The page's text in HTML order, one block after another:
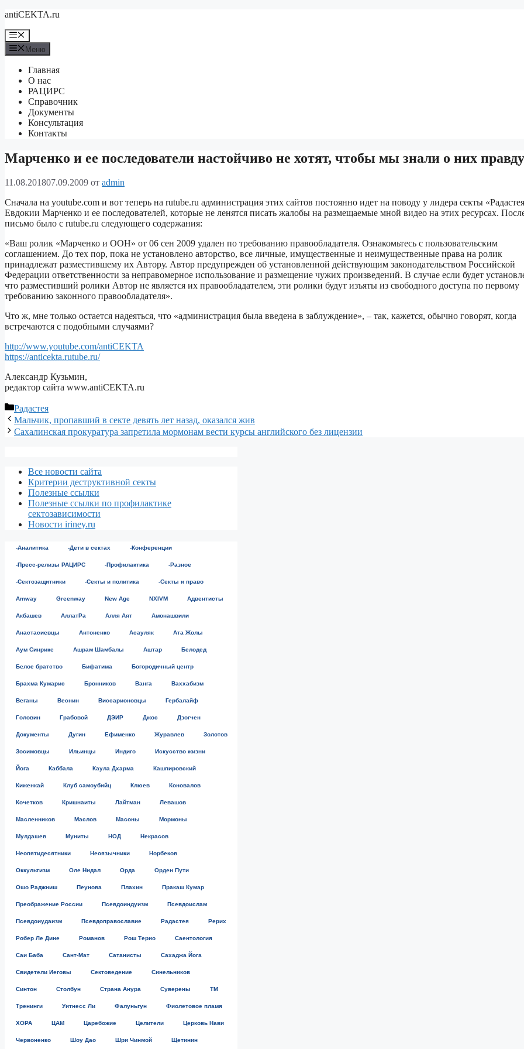
Перейти
содержимому
antiCEKTA.ru
Меню
Меню
Главная
О нас
РАЦИРС
Справочник
Документы
Консультация
Контакты
Марченко и ее последователи настойчиво не хотят, чтобы мы знали о них правду
11.08.201807.09.2009 от admin
Сначала на youtube.com и вот теперь на rutube.ru администрация этих сайтов постоянно идет на поводу у лидера секты
Евдокии Марченко и ее последователей, которые не ленятся писать жалобы на размещаемые мной видео на этих ресурсах.
письмо было с rutube.ru следующего содержания:
«Ваш ролик «Марченко и ООН» от 06 сен 2009 удален по требованию правообладателя. Ознакомьтесь с пользовательским
соглашением. До тех пор, пока не установлено авторство, все личные, имущественные и неимущественные права на ролик
принадлежат разместившему их Автору. Автор предупрежден об установленной действующим законодательством Российской
Федерации ответственности за неправомерное использование и размещение чужих произведений. В случае если будет
что разместивший ролики Автор не является их правообладателем, эти ролики будут изъяты из свободного доступа по первому
требованию законного правообладателя».
Что ж, мне только остается надеяться, что «администрация была введена в заблуждение», – так, кажется, обычно говорят, когда
встречаются с подобными случаями?
http://www.youtube.com/antiCEKTA
https://anticekta.rutube.ru/
Александр Кузьмин,
редактор сайта www.antiCEKTA.ru
Рубрики
Радастея
Мальчик, пропавший в секте девять лет назад, оказался жив
Сахалинская прокуратура запретила мормонам вести курсы английского без лицензии
Все новости сайта
Критерии деструктивной секты
Полезные ссылки
Полезные ссылки по профилактике
сектозависимости
Новости iriney.ru
-Аналитика -Дети в сектах -Конференции
-Пресс-релизы РАЦИРС -Профилактика -Разное
-Сектозащитники -Секты и политика -Секты и право
Amway Greenway New Age NXIVM Адвентисты
Акбашев АллатРа Алля Аят Амонашвили
Анастасиевцы Антоненко Асауляк Ата Жолы
Аум Синрике Ашрам Шамбалы Аштар Белодед
Белое братство Бифатима Богородичный центр
Брахма Кумарис Бронников Ванга Ваххабизм
Веганы Веснин Виссарионовцы Гербалайф
Головин Грабовой ДЭИР Джос Дзогчен
Документы Дугин Ефименко Журавлев Золотов
Зосимовцы Ильинцы Индиго Искусство жизни
Йога Каббала Каула Дхарма Кашпировский
Киженкай Клуб самоубийц Клюев Коновалов
Кочетков Кришнаиты Лайтман Левашов
Масленников Маслов Масоны Мормоны
Мулдашев Муниты НОД Некрасов
Неопятидесятники Неоязычники Норбеков
Оккультизм Оле Нидал Орда Орден Пути
Ошо Раджниш Пеунова Плахин Пракаш Кумар
Преображение России Псевдоиндуизм Псевдоислам
Псевдоиудаизм Псевдоправославие Радастея Рерих
Робер Ле Дине Романов Рош Терио Саентология
Саи Баба Сант-Мат Сатанисты Сахаджа Йога
Свидетели Иеговы Сектоведение Синельников
Синтон Столбун Страна Анура Суверены ТМ
Тренинги Уитнесс Ли Фалуньгун Фиолетовое пламя
ХОРА ЦАМ Царебожие Целители Церковь Нави
Червоненко Шоу Дао Шри Чинмой Щетинин